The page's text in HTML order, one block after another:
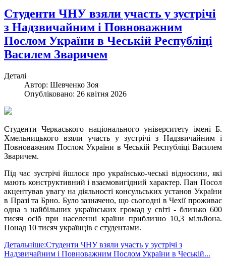
Студенти ЧНУ взяли участь у зустрічі
з Надзвичайним і Повноважним
Послом України в Чеській Республіці
Василем Зваричем
Деталі
Автор: Шевченко Зоя
Опубліковано: 26 квітня 2026
Студенти Черкаського національного університету імені Б.
Хмельницького взяли участь у зустрічі з Надзвичайним і
Повноважним Послом України в Чеській Республіці Василем
Зваричем.
Під час зустрічі йшлося про українсько-чеські відносини, які
мають конструктивний і взаємовигідний характер. Пан Посол
акцентував увагу на діяльності консульських установ України
в Празі та Брно. Було зазначено, що сьогодні в Чехії проживає
одна з найбільших українських громад у світі - близько 600
тисяч осіб при населенні країни приблизно 10,3 мільйона.
Понад 10 тисяч українців є студентами.
Детальніше:Студенти ЧНУ взяли участь у зустрічі з
Надзвичайним і Повноважним Послом України в Чеській...